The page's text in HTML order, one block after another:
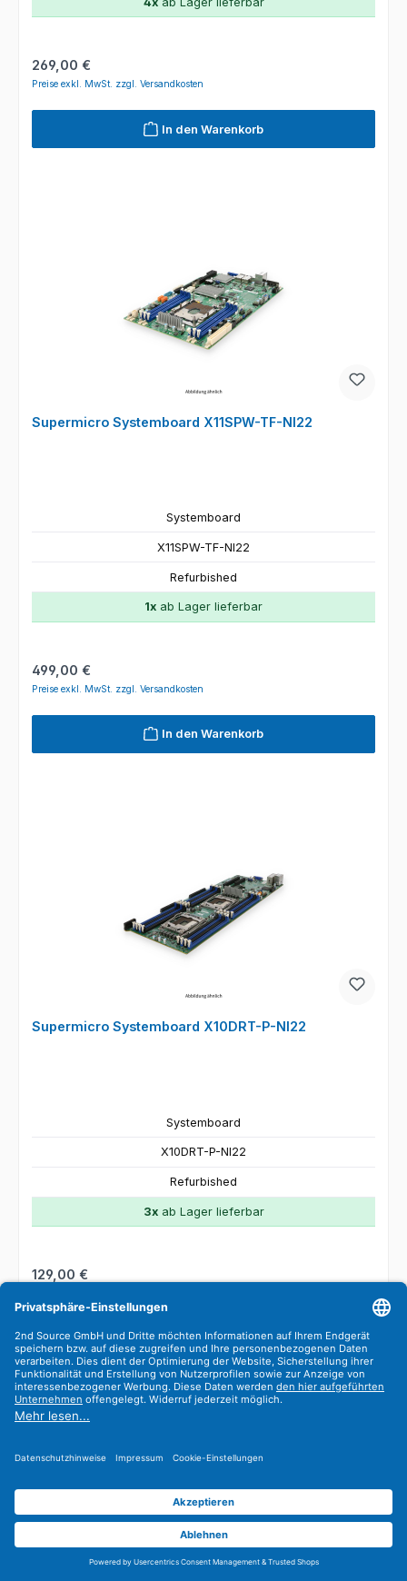
Regulärer Preis:
269,00 €
Preise exkl. MwSt. zzgl. Versandkosten
In den Warenkorb
Supermicro Systemboard X11SPW-TF-NI22
Systemboard
X11SPW-TF-NI22
Refurbished
1x ab Lager lieferbar
Regulärer Preis:
499,00 €
Preise exkl. MwSt. zzgl. Versandkosten
In den Warenkorb
Supermicro Systemboard X10DRT-P-NI22
Systemboard
X10DRT-P-NI22
Refurbished
3xab Lager lieferbar
Regulärer Preis:
129,00 €
In den Warenkorb